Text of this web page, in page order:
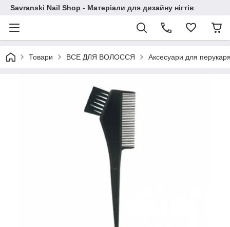
Savranski Nail Shop - Матеріали для дизайну нігтів
Товари ВСЕ ДЛЯ ВОЛОССЯ Аксесуари для